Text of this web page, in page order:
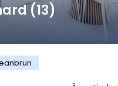
(13)